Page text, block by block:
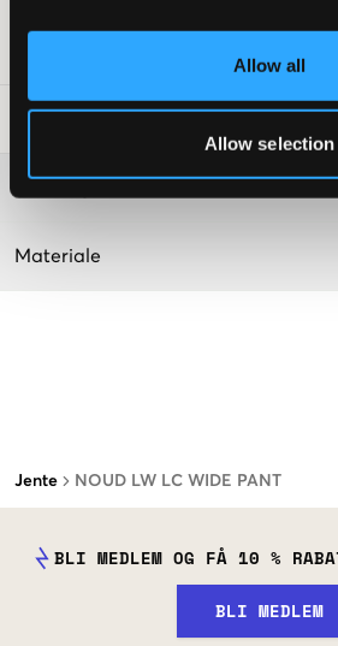
Allow all
Allow selection
Jente NOUD LW LC WIDE PANT
Vaskeråd
Materiale
BLI MEDLEM OG FÅ 10 %
BLI MEDLEM